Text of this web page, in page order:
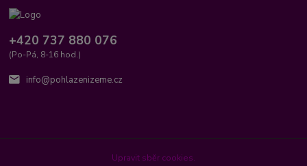
+420 737 880 076
(Po-Pá, 8-16 hod.)
info@pohlazenizeme.cz
Upravit sběr cookies.